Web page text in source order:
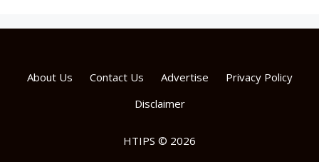
About Us Contact Us Advertise
Privacy Policy
Disclaimer
HTIPS © 2026